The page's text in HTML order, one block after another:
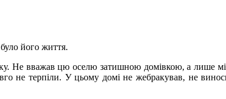
його життя.
Не вважав цю оселю затишною домівкою, а лише
не терпіли. У цьому домі не жебракував, не